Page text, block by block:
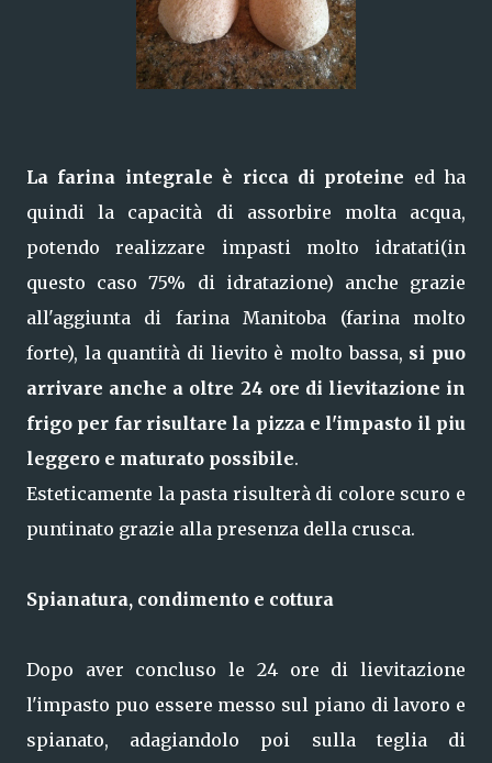
La farina integrale è ricca di proteine ed ha
quindi la capacità di assorbire molta acqua,
potendo realizzare impasti molto idratati(in
questo caso 75% di idratazione) anche grazie
all'aggiunta di farina Manitoba (farina molto
forte), la quantità di lievito è molto bassa, si puo
arrivare anche a oltre 24 ore di lievitazione in
frigo per far risultare la pizza e l'impasto il piu
leggero e maturato possibile.
Esteticamente la pasta risulterà di colore scuro e
puntinato grazie alla presenza della crusca.
Spianatura, condimento e cottura
Dopo aver concluso le 24 ore di lievitazione
l'impasto puo essere messo sul piano di lavoro e
spianato, adagiandolo poi sulla teglia di